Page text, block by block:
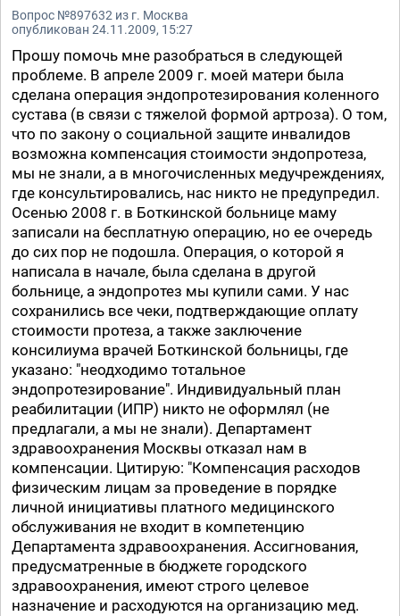
Вопрос №897632 из г. Москва
опубликован 24.11.2009, 15:27
Прошу помочь мне разобраться в следующей
проблеме. В апреле 2009 г. моей матери была
сделана операция эндопротезирования коленного
сустава (в связи с тяжелой формой артроза). О том,
что по закону о социальной защите инвалидов
возможна компенсация стоимости эндопротеза,
мы не знали, а в многочисленных медучреждениях,
где консультировались, нас никто не предупредил.
Осенью 2008 г. в Боткинской больнице маму
записали на бесплатную операцию, но ее очередь
до сих пор не подошла. Операция, о которой я
написала в начале, была сделана в другой
больнице, а эндопротез мы купили сами. У нас
сохранились все чеки, подтверждающие оплату
стоимости протеза, а также заключение
консилиума врачей Боткинской больницы, где
указано: "неодходимо тотальное
эндопротезирование". Индивидуальный план
реабилитации (ИПР) никто не оформлял (не
предлагали, а мы не знали). Департамент
здравоохранения Москвы отказал нам в
компенсации. Цитирую: "Компенсация расходов
физическим лицам за проведение в порядке
личной инициативы платного медицинского
обслуживания не входит в компетенцию
Департамента здравоохранения. Ассигнования,
предусматренные в бюджете городского
здравоохранения, имеют строго целевое
назначение и расходуются на организацию мед.